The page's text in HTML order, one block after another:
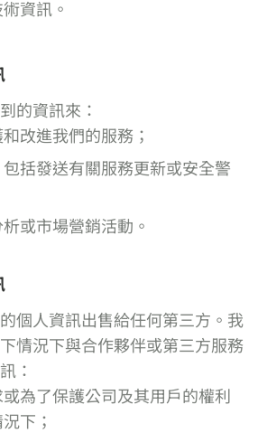
資訊。
的資訊來：
改進我們的服務；
括發送有關服務更新或安全警
或市場營銷活動。
個人資訊出售給任何第三方。我
情況下與合作夥伴或第三方服務
：
為了保護公司及其用戶的權利
下；